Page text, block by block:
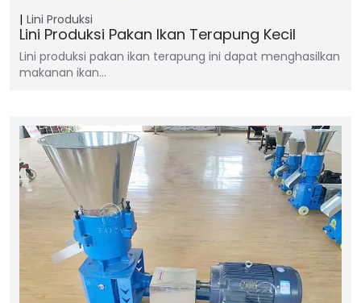
Lini Produksi
Lini Produksi Pakan Ikan Terapung Kecil
Lini produksi pakan ikan terapung ini dapat menghasilkan
makanan ikan…